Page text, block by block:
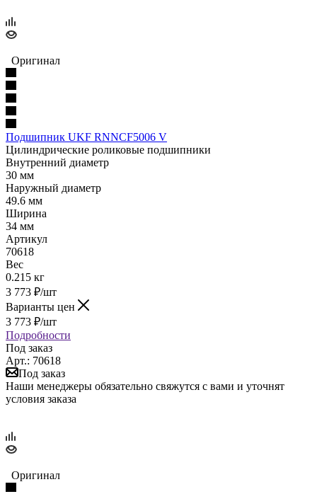
Оригинал
Подшипник UKF RNNCF5006 V
Цилиндрические роликовые подшипники
Внутренний диаметр
30 мм
Наружный диаметр
49.6 мм
Ширина
34 мм
Артикул
70618
Вес
0.215 кг
3 773 ₽/шт
Варианты цен
3 773 ₽/шт
Подробности
Под заказ
Арт.: 70618
Под заказ
Наши менеджеры обязательно свяжутся с вами и уточнят
условия заказа
Оригинал